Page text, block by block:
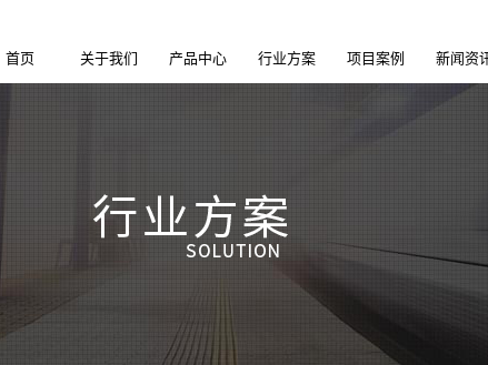
首页 关于我们 产品中心 行业方案 项目案例 新闻资